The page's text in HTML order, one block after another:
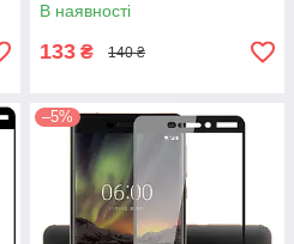
В наявності
133 ₴ 140 ₴
–5%